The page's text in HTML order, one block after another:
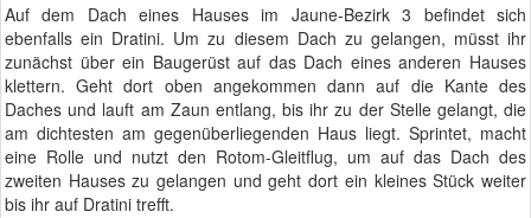
Auf dem Dach eines Hauses im Jaune-Bezirk 3 befindet sich
ebenfalls ein Dratini. Um zu diesem Dach zu gelangen, müsst ihr
zunächst über ein Baugerüst auf das Dach eines anderen Hauses
klettern. Geht dort oben angekommen dann auf die Kante des
Daches und lauft am Zaun entlang, bis ihr zu der Stelle gelangt, die
am dichtesten am gegenüberliegenden Haus liegt. Sprintet, macht
eine Rolle und nutzt den Rotom-Gleitflug, um auf das Dach des
zweiten Hauses zu gelangen und geht dort ein kleines Stück weiter
bis ihr auf Dratini trefft.